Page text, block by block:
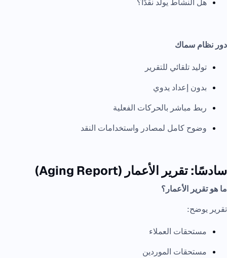
هل النشاط يولد نقدًا؟
دور نظام سماك
توليد تلقائي للتقرير
بدون إعداد يدوي
ربط مباشر بالحركات الفعلية
وضوح كامل لمصادر واستخدامات النقد
سادسًا: تقرير الأعمار (Aging Report)
ما هو تقرير الأعمار؟
تقرير يوضح:
مستحقات العملاء
مستحقات الموردين